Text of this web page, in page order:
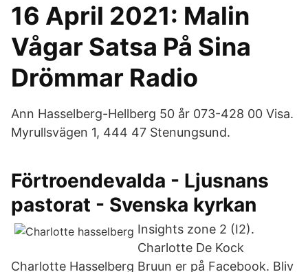
16 April 2021: Malin
Vågar Satsa På Sina
Drömmar Radio
Ann Hasselberg-Hellberg 50 år 073-428 00 Visa.
Myrullsvägen 1, 444 47 Stenungsund.
Förtroendevalda - Ljusnans
pastorat - Svenska kyrkan
Insights zone 2 (I2).
Charlotte De Kock
Charlotte Hasselberg Bruun er på Facebook. Bliv